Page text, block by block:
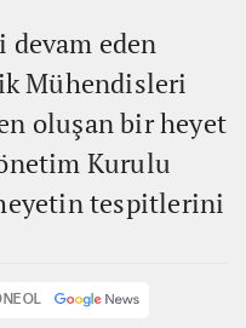
devam eden
Mühendisleri
oluşan bir heyet
Kurulu
tespitlerini
OL